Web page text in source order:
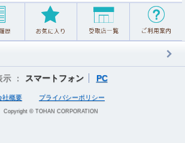
示 ： スマートフォン PC
社概要 プライバシーポリシー
Copyright © TOHAN CORPORATION